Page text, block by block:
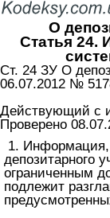
О
Статья 24.
Ст. 24 ЗУ О
06.07.2012 №
Действующий с
Проверено
1.
депозитарного
ограниченным
подлежит